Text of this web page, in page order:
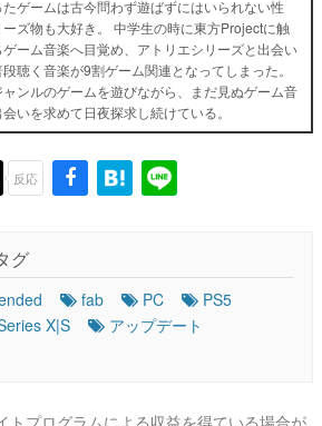
ゲームは古今問わず遊ばずにはいられない性
ズ物も大好き。 中学生の時に東方Projectに触
ーム音楽へ目覚め、アトリエシリーズと出会い
聴く音楽が9割ゲーム関連となってしまった。
ンルのゲームを遊びながら、まだ見ぬゲーム音
いを求めて日夜探求し続けている。
反応
グ
fab PC
PS5
X|S
アップデート